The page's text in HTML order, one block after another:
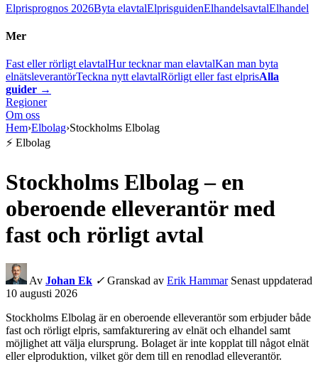
Elprisprognos 2026Byta elavtalElprisguidenElhandelsavtalElhandel
Mer
Fast eller rörligt elavtalHur tecknar man elavtalKan man byta
elnätsleverantörTeckna nytt elavtalRörligt eller fast elprisAlla
guider →
Regioner
Om oss
Hem›Elbolag›Stockholms Elbolag
⚡ Elbolag
Stockholms Elbolag – en
oberoende elleverantör med
fast och rörligt avtal
Av Johan Ek ✓ Granskad av Erik Hammar Senast uppdaterad
10 augusti 2026
Stockholms Elbolag är en oberoende elleverantör som erbjuder både
fast och rörligt elpris, samfakturering av elnät och elhandel samt
möjlighet att välja elursprung. Bolaget är inte kopplat till något elnät
eller elproduktion, vilket gör dem till en renodlad elleverantör.